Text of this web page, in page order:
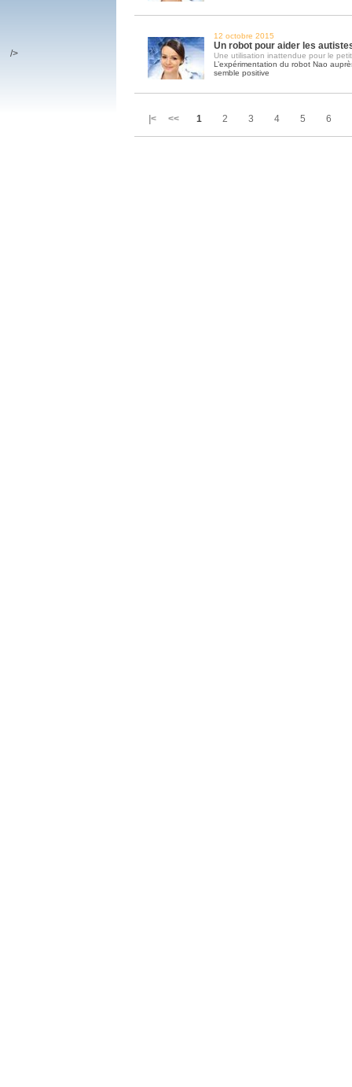
12 octobre 2015
Un robot pour aider les
Une utilisation inattendue pour le
L’expérimentation du robot Nao
semble positive
|< << 1 2 3 4 5 6
/>